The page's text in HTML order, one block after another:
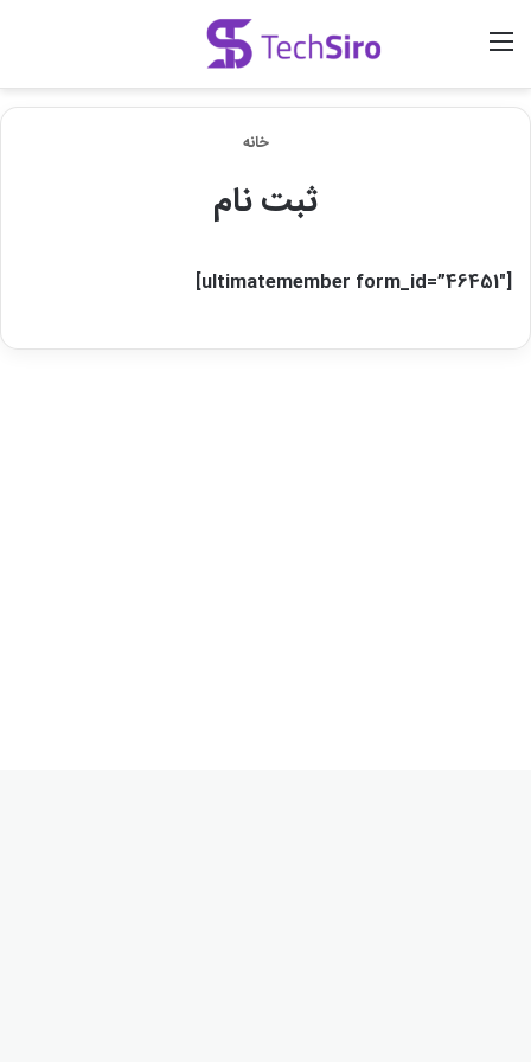
جستجو برای
ورود
خانه
ثبت نام
[ultimatemember form_id=”46451″]